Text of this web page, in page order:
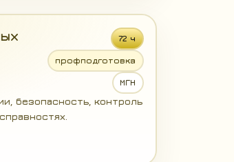
72 ч
профподготовка
МГН
безопасность, контроль